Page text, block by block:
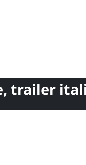
trailer